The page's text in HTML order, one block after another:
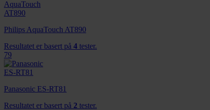
Philips AquaTouch AT890
Resultatet er basert på 4 tester.
79
Panasonic ES-RT81
Resultatet er basert på 2 tester.